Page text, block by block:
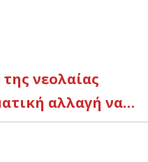
νεολαίας
αλλαγή να…